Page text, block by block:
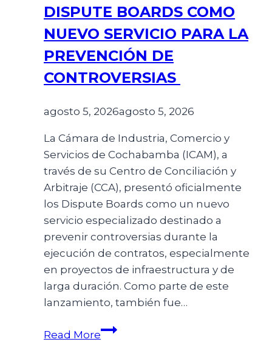
DISPUTE BOARDS COMO
NUEVO SERVICIO PARA LA
PREVENCIÓN DE
CONTROVERSIAS
agosto 5, 2026agosto 5, 2026
La Cámara de Industria, Comercio y
Servicios de Cochabamba (ICAM), a
través de su Centro de Conciliación y
Arbitraje (CCA), presentó oficialmente
los Dispute Boards como un nuevo
servicio especializado destinado a
prevenir controversias durante la
ejecución de contratos, especialmente
en proyectos de infraestructura y de
larga duración. Como parte de este
lanzamiento, también fue…
Read More